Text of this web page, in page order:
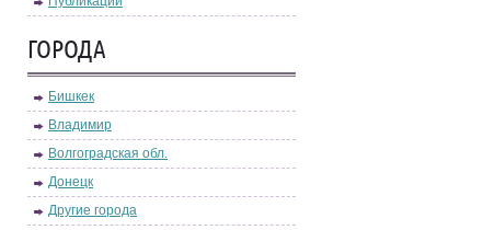
ГОРОДА
Бишкек
Владимир
Волгоградская обл.
Донецк
Другие города